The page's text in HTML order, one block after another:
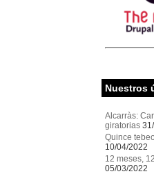
Nuestros
Alcarràs:
giratorias
Quince
10/04/2022
12 meses,
05/03/2022